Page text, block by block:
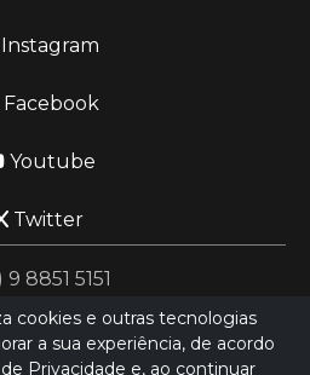
Youtube
Twitter
9 8851 5151
cookies e outras tecnologias
a sua experiência, de acordo
Privacidade e, ao continuar